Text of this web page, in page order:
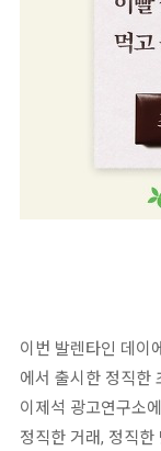
이번 발렌타인 데이
에서 출시한 정직한
이제석 광고연구소
정직한 거래, 정직한